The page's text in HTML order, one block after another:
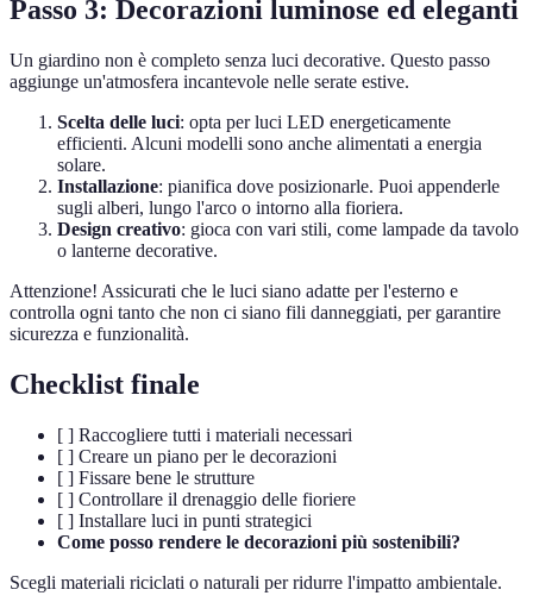
Passo 3: Decorazioni luminose ed eleganti
Un giardino non è completo senza luci decorative. Questo passo
aggiunge un'atmosfera incantevole nelle serate estive.
Scelta delle luci: opta per luci LED energeticamente
efficienti. Alcuni modelli sono anche alimentati a energia
solare.
Installazione: pianifica dove posizionarle. Puoi appenderle
sugli alberi, lungo l'arco o intorno alla fioriera.
Design creativo: gioca con vari stili, come lampade da tavolo
o lanterne decorative.
Attenzione! Assicurati che le luci siano adatte per l'esterno e
controlla ogni tanto che non ci siano fili danneggiati, per garantire
sicurezza e funzionalità.
Checklist finale
[ ] Raccogliere tutti i materiali necessari
[ ] Creare un piano per le decorazioni
[ ] Fissare bene le strutture
[ ] Controllare il drenaggio delle fioriere
[ ] Installare luci in punti strategici
Come posso rendere le decorazioni più sostenibili?
Scegli materiali riciclati o naturali per ridurre l'impatto ambientale.